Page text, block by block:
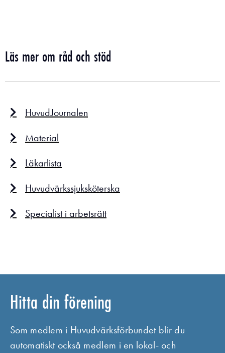
Läs mer om råd och stöd
HuvudJournalen
Material
Läkarlista
Huvudvärkssjuksköterska
Specialist i arbetsrätt
Hitta din förening
Som medlem i Huvudvärksförbundet blir du
automatiskt också medlem i en lokal- och